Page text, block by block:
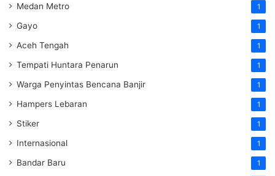
Medan Metro 1
Gayo 1
Aceh Tengah 1
Tempati Huntara Penarun 1
Warga Penyintas Bencana Banjir 1
Hampers Lebaran 1
Stiker 1
Internasional 1
Bandar Baru 1